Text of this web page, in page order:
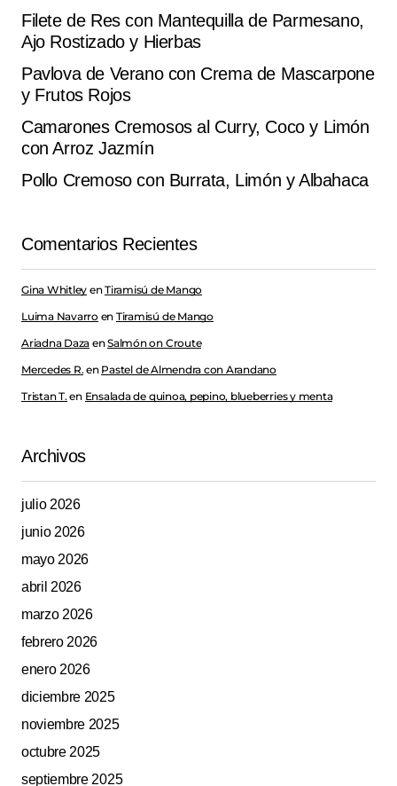
Filete de Res con Mantequilla de Parmesano,
Ajo Rostizado y Hierbas
Pavlova de Verano con Crema de Mascarpone
y Frutos Rojos
Camarones Cremosos al Curry, Coco y Limón
con Arroz Jazmín
Pollo Cremoso con Burrata, Limón y Albahaca
Comentarios Recientes
Gina Whitley enTiramisú de Mango
Luima Navarro en Tiramisú de Mango
Ariadna Daza enSalmón on Croute
Mercedes R. en Pastel de Almendra con Arandano
Tristan T. en Ensalada de quinoa, pepino, blueberries y menta
Archivos
julio 2026
junio 2026
mayo 2026
abril 2026
marzo 2026
febrero 2026
enero 2026
diciembre 2025
noviembre 2025
octubre 2025
septiembre 2025